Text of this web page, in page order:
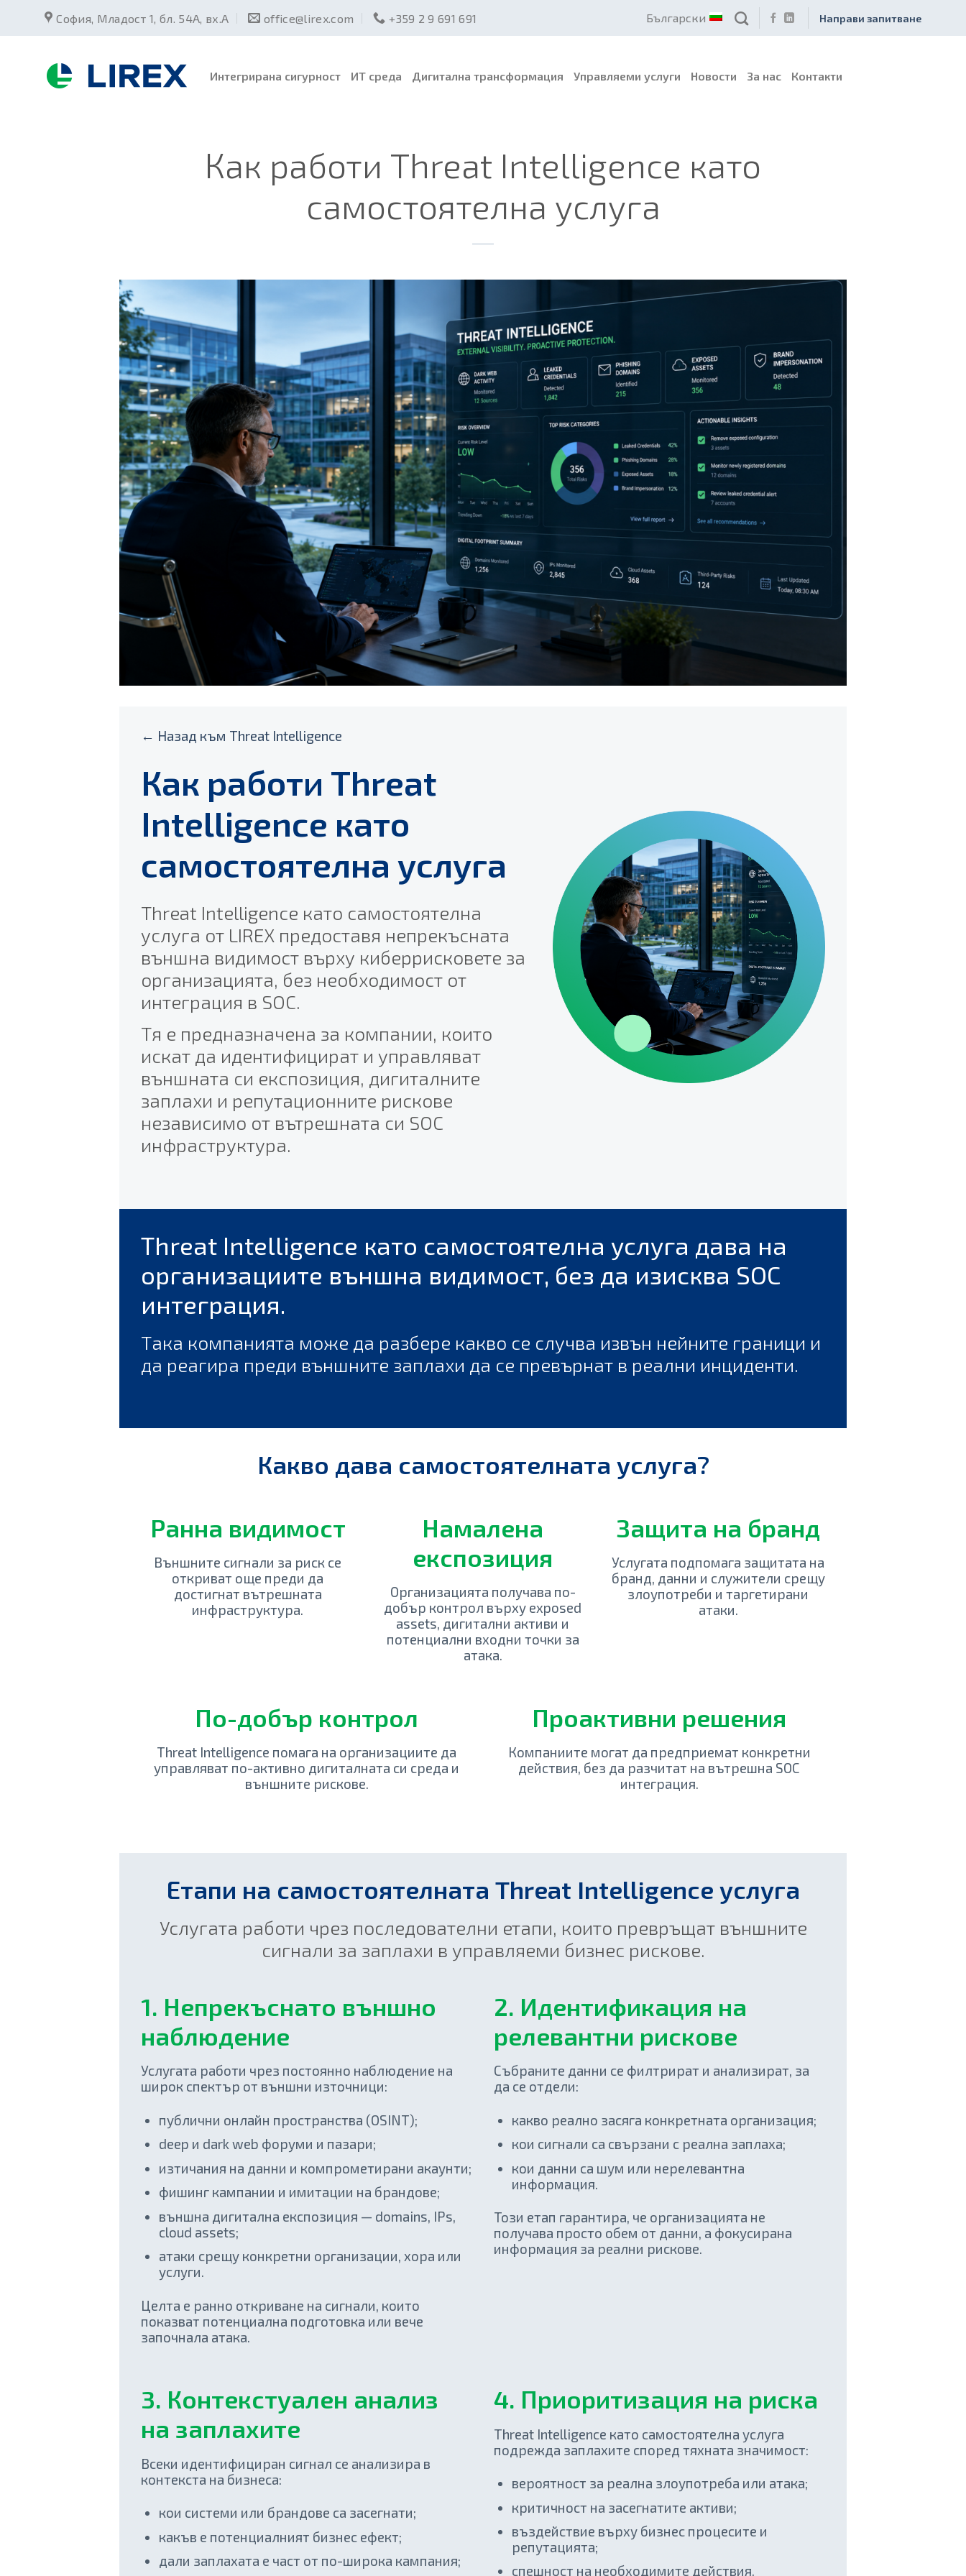
content
София, Младост 1, бл. 54А, вх.А office@lirex.com +359 2 9 691 691 Български Направи запитване
Интегрирана сигурност ИТ среда Дигитална трансформация Управляеми услуги Новости За нас Контакти
Как работи Threat Intelligence като
самостоятелна услуга
← Назад към Threat Intelligence
Как работи Threat
Intelligence като
самостоятелна услуга
Threat Intelligence като самостоятелна
услуга от LIREX предоставя непрекъсната
външна видимост върху киберрисковете за
организацията, без необходимост от
интеграция в SOC.
Тя е предназначена за компании, които
искат да идентифицират и управляват
външната си експозиция, дигиталните
заплахи и репутационните рискове
независимо от вътрешната си SOC
инфраструктура.
Threat Intelligence като самостоятелна услуга дава на
организациите външна видимост, без да изисква SOC
интеграция.
Така компанията може да разбере какво се случва извън нейните граници и
да реагира преди външните заплахи да се превърнат в реални инциденти.
Какво дава самостоятелната услуга?
Ранна видимост
Външните сигнали за риск се
откриват още преди да
достигнат вътрешната
инфраструктура.
Намалена
експозиция
Организацията получава по-
добър контрол върху exposed
assets, дигитални активи и
потенциални входни точки за
атака.
Защита на бранд
Услугата подпомага защитата на
бранд, данни и служители срещу
злоупотреби и таргетирани
атаки.
По-добър контрол
Threat Intelligence помага на организациите да
управляват по-активно дигиталната си среда и
външните рискове.
Проактивни решения
Компаниите могат да предприемат конкретни
действия, без да разчитат на вътрешна SOC
интеграция.
Етапи на самостоятелната Threat Intelligence услуга
Услугата работи чрез последователни етапи, които превръщат външните
сигнали за заплахи в управляеми бизнес рискове.
1. Непрекъснато външно
наблюдение
Услугата работи чрез постоянно наблюдение на
широк спектър от външни източници:
публични онлайн пространства (OSINT);
deep и dark web форуми и пазари;
изтичания на данни и компрометирани акаунти;
фишинг кампании и имитации на брандове;
външна дигитална експозиция — domains, IPs,
cloud assets;
атаки срещу конкретни организации, хора или
услуги.
Целта е ранно откриване на сигнали, които
показват потенциална подготовка или вече
започнала атака.
2. Идентификация на
релевантни рискове
Събраните данни се филтрират и анализират, за
да се отдели:
какво реално засяга конкретната организация;
кои сигнали са свързани с реална заплаха;
кои данни са шум или нерелевантна
информация.
Този етап гарантира, че организацията не
получава просто обем от данни, а фокусирана
информация за реални рискове.
3. Контекстуален анализ
на заплахите
Всеки идентифициран сигнал се анализира в
контекста на бизнеса:
кои системи или брандове са засегнати;
какъв е потенциалният бизнес ефект;
дали заплахата е част от по-широка кампания;
4. Приоритизация на риска
Threat Intelligence като самостоятелна услуга
подрежда заплахите според тяхната значимост:
вероятност за реална злоупотреба или атака;
критичност на засегнатите активи;
въздействие върху бизнес процесите и
репутацията;
спешност на необходимите действия.